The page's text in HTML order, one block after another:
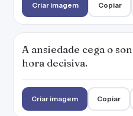
Criar imagem Copiar
A ansiedade cega o
hora decisiva.
Criar imagem Copiar